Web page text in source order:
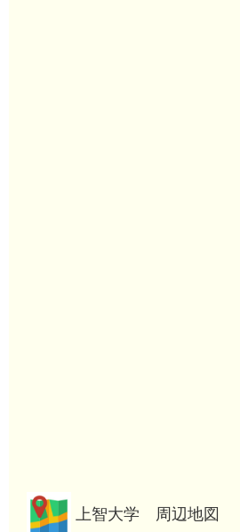
上智大学 周辺地図